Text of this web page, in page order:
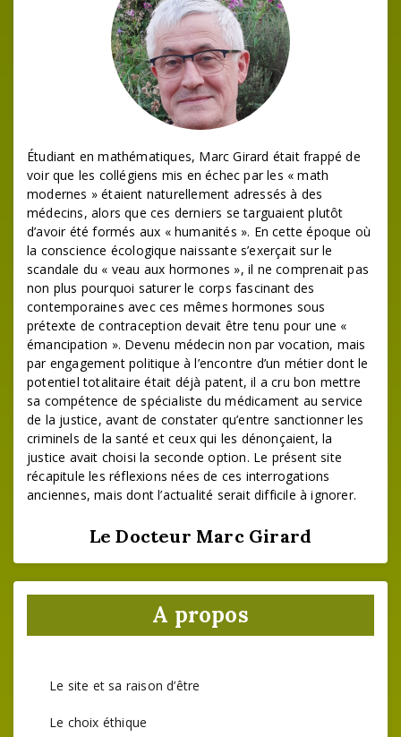
Étudiant en mathématiques, Marc Girard était frappé de
voir que les collégiens mis en échec par les « math
modernes » étaient naturellement adressés à des
médecins, alors que ces derniers se targuaient plutôt
d’avoir été formés aux « humanités ». En cette époque où
la conscience écologique naissante s’exerçait sur le
scandale du « veau aux hormones », il ne comprenait pas
non plus pourquoi saturer le corps fascinant des
contemporaines avec ces mêmes hormones sous
prétexte de contraception devait être tenu pour une «
émancipation ». Devenu médecin non par vocation, mais
par engagement politique à l’encontre d’un métier dont le
potentiel totalitaire était déjà patent, il a cru bon mettre
sa compétence de spécialiste du médicament au service
de la justice, avant de constater qu’entre sanctionner les
criminels de la santé et ceux qui les dénonçaient, la
justice avait choisi la seconde option. Le présent site
récapitule les réflexions nées de ces interrogations
anciennes, mais dont l’actualité serait difficile à ignorer.
Le Docteur Marc Girard
A propos
Le site et sa raison d’être
Le choix éthique